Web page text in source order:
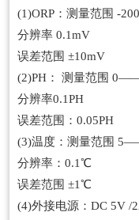
(1)ORP：测量范围 -
分辨率 0.1mV
误差范围 ±10mV
(2)PH： 测量范围
分辨率0.1PH
误差范围：0.05PH
(3)温度：测量范围
分辨率：0.1℃
误差范围 ±1℃
(4)外接电源：DC 5V /